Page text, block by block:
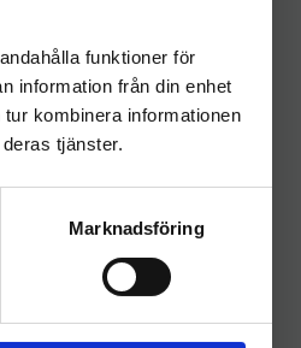
funktioner för
information från din enhet
kombinera informationen
tjänster.
Marknadsföring